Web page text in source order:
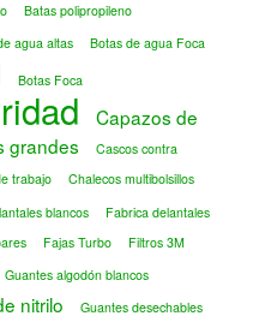
Batas polipropileno
agua altas Botas de agua Foca
Botas Foca
Capazos de
grandes
Cascos contra
trabajo Chalecos multibolsillos
blancos
Fabrica delantales
Fajas Turbo Filtros 3M
Guantes algodón blancos
nitrilo
Guantes desechables